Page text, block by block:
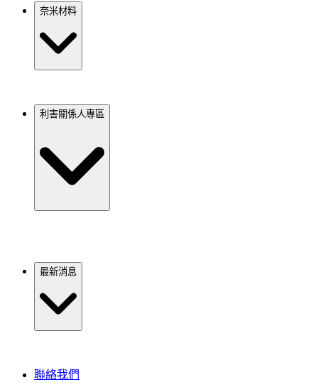
奈米材料
利害關係人專區
最新消息
聯絡我們